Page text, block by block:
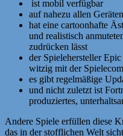
ist mobil verfügbar
auf nahezu allen
hat eine cartoonhafte
und realistisch
zudrücken lässt
der Spielehersteller
witzig mit der
es gibt regelmäßige
und nicht zuletzt ist
produziertes,
Andere Spiele erfüllen diese
das in der stofflichen Welt